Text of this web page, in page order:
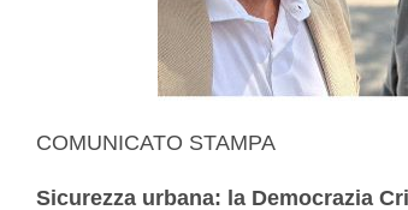
COMUNICATO STAMPA
Sicurezza urbana: la Democrazia